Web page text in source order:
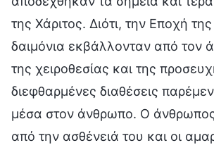
της Χάριτος. Διότι, την Εποχή
δαιμόνια εκβάλλονταν από τον
της χειροθεσίας και της
διεφθαρμένες διαθέσεις
μέσα στον άνθρωπο. Ο
από την ασθένειά του και οι